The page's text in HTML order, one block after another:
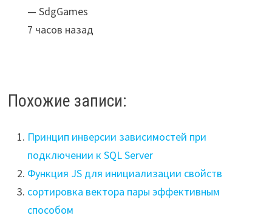
— SdgGames
7 часов назад
Похожие записи:
Принцип инверсии зависимостей при
подключении к SQL Server
Функция JS для инициализации свойств
сортировка вектора пары эффективным
способом